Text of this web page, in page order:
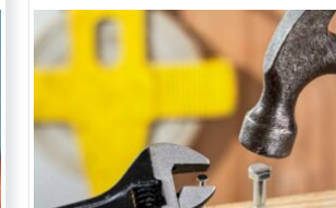
majorité des enseignants